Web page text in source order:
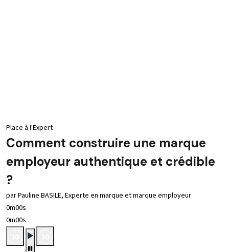
Place à l'Expert
Comment construire une marque
employeur authentique et crédible
?
par Pauline BASILE, Experte en marque et marque employeur
0m00s
0m00s